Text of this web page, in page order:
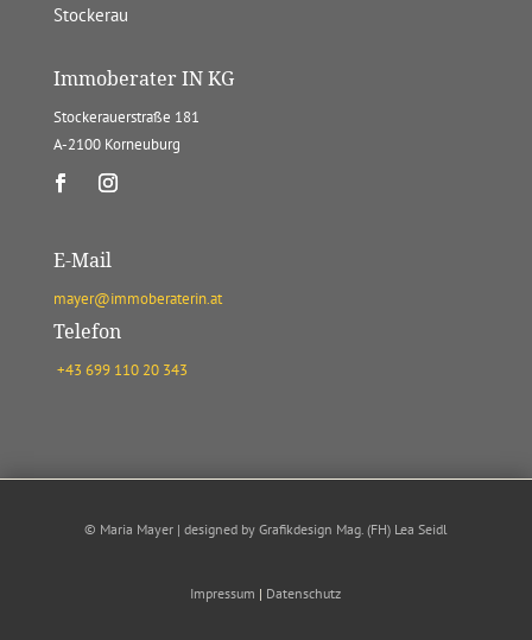
Stockerau
Immoberater IN KG
Stockerauerstraße 181
A-2100 Korneuburg
E-Mail
mayer@immoberaterin.at
Telefon
+43 699 110 20 343
© Maria Mayer | designed by Grafikdesign Mag. (FH) Lea Seidl
Impressum | Datenschutz